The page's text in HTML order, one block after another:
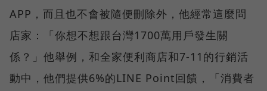
APP，而且也不會被隨便刪除外，他經常這麼問
店家：「你想不想跟台灣1700萬用戶發生關
係？」他舉例，和全家便利商店和7-11的行銷活
動中，他們提供6%的LINE Point回饋，「消費者